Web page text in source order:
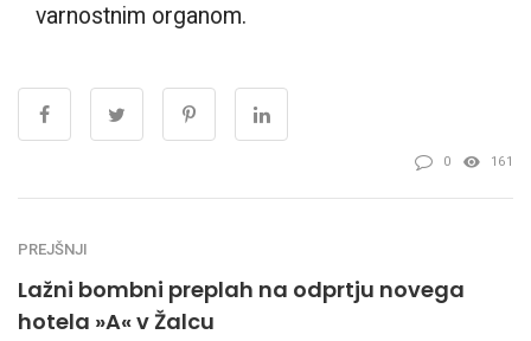
varnostnim organom.
0 161
PREJŠNJI
Lažni bombni preplah na odprtju novega
hotela »A« v Žalcu